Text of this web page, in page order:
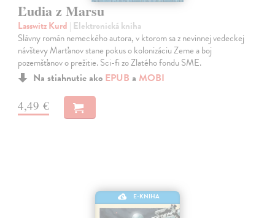
Ľudia z Marsu
Lasswitz Kurd | Elektronická kniha
Slávny román nemeckého autora, v ktorom sa z nevinnej vedeckej
návštevy Marťanov stane pokus o kolonizáciu Zeme a boj
pozemšťanov o prežitie. Sci-fi zo Zlatého fondu SME.
Na stiahnutie ako EPUB a MOBI
4,49 €
E-KNIHA